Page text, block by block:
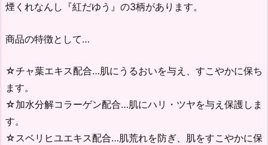
煙くれなんし『紅だゆう』の3柄があります。
商品の特徴として…
☆チャ葉エキス配合…肌にうるおいを与え、すこやかに保ち
ます。
☆加水分解コラーゲン配合…肌にハリ・ツヤを与え保護しま
す。
☆スベリヒユエキス配合…肌荒れを防ぎ、肌をすこやかに保